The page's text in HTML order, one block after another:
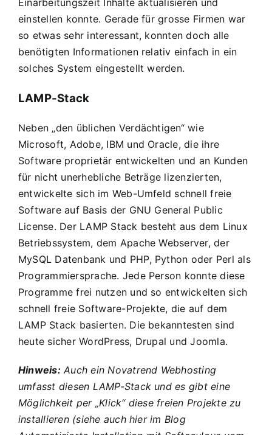
Einarbeitungszeit Inhalte aktualisieren und
einstellen konnte. Gerade für grosse Firmen war
so etwas sehr interessant, konnten doch alle
benötigten Informationen relativ einfach in ein
solches System eingestellt werden.
LAMP-Stack
Neben „den üblichen Verdächtigen“ wie
Microsoft, Adobe, IBM und Oracle, die ihre
Software proprietär entwickelten und an Kunden
für nicht unerhebliche Beträge lizenzierten,
entwickelte sich im Web-Umfeld schnell freie
Software auf Basis der GNU General Public
License. Der LAMP Stack besteht aus dem Linux
Betriebssystem, dem Apache Webserver, der
MySQL Datenbank und PHP, Python oder Perl als
Programmiersprache. Jede Person konnte diese
Programme frei nutzen und so entwickelten sich
schnell freie Software-Projekte, die auf dem
LAMP Stack basierten. Die bekanntesten sind
heute sicher WordPress, Drupal und Joomla.
Hinweis:Auch ein Novatrend Webhosting
umfasst diesen LAMP-Stack und es gibt eine
Möglichkeit per „Klick“ diese freien Projekte zu
installieren (siehe auch hier im Blog